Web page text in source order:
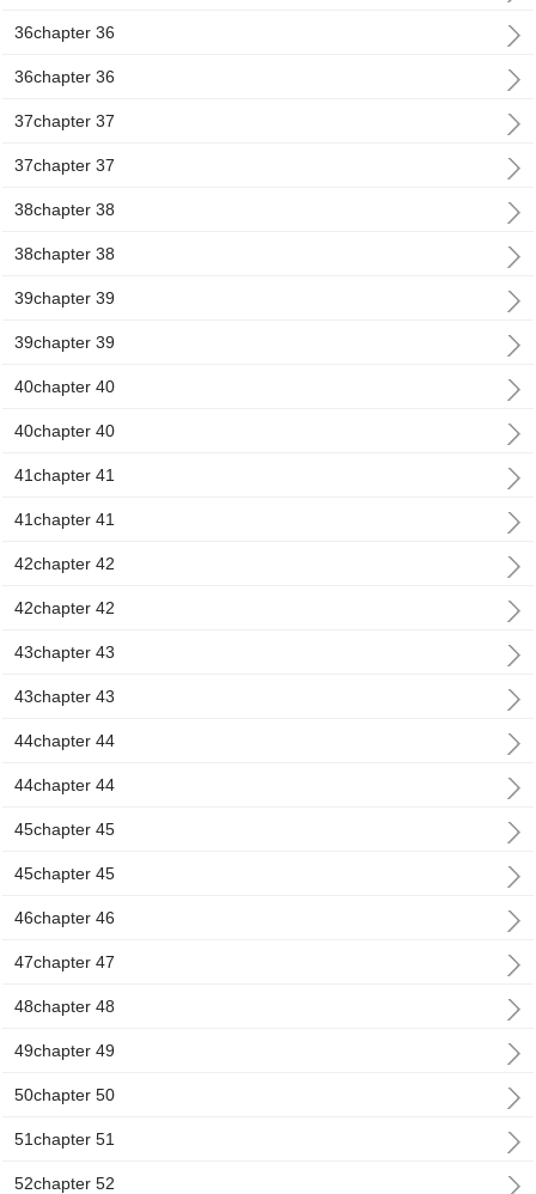
36chapter 36
36chapter 36
37chapter 37
37chapter 37
38chapter 38
38chapter 38
39chapter 39
39chapter 39
40chapter 40
40chapter 40
41chapter 41
41chapter 41
42chapter 42
42chapter 42
43chapter 43
43chapter 43
44chapter 44
44chapter 44
45chapter 45
45chapter 45
46chapter 46
47chapter 47
48chapter 48
49chapter 49
50chapter 50
51chapter 51
52chapter 52